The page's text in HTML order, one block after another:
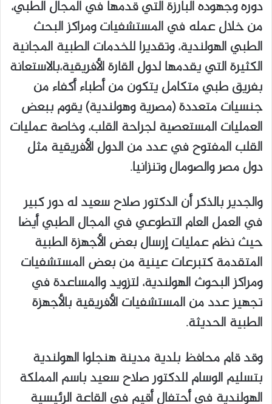
دوره وجهوده البارزة التي قدمها في المجال الطبي،
من خلال عمله في المستشفيات ومراكز البحث
الطبي الهولندية، وتقديرا للخدمات الطبية المجانية
الكثيرة التي يقدمها لدول القارة الأفريقية،بالاستعانة
بفريق طبي متكامل يتكون من أطباء أكفاء من
جنسيات متعددة (مصرية وهولندية) يقوم ببعض
العمليات المستعصية لجراحة القلب، وخاصة عمليات
القلب المفتوح في عدد من الدول الأفريقية مثل
دول مصر والصومال وتنزانيا.
والجدير بالذكر أن الدكتور صلاح سعيد له دور كبير
في العمل العام التطوعي في المجال الطبي أيضا
حيث نظم عمليات إرسال بعض الأجهزة الطبية
المتقدمة كتبرعات عينية من بعض المستشفيات
ومراكز البحوث الهولندية، لتزويد والمساعدة في
تجهيز عدد من المستشفيات الأفريقية بالأجهزة
الطبية الحديثة.
وقد قام محافظ بلدية مدينة هنجلوا الهولندية
بتسليم الوسام للدكتور صلاح سعيد باسم المملكة
الهولندية في أحتفال أقيم في القاعة الرئيسية